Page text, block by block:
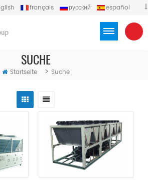
français русский
español
SUCHE
Startseite > Suche